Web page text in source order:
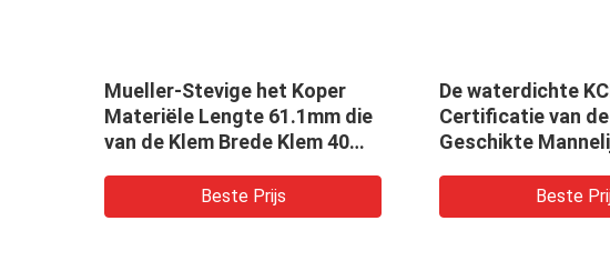
Mueller-Stevige het Koper
Materiële Lengte 61.1mm die
van de Klem Brede Klem 40
Beste Prijs
De waterdichte KCK-
Certificatie van de Schroef
Geschikte Mannelijke
Beste Prijs